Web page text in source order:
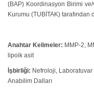
(BAP) Koordinasyon Birimi
Kurumu (TUBİTAK) tarafından
Anahtar Kelimeler: MMP-2,
lipoik asit
İşbirliği: Nefroloji,
Anabilim Dalları